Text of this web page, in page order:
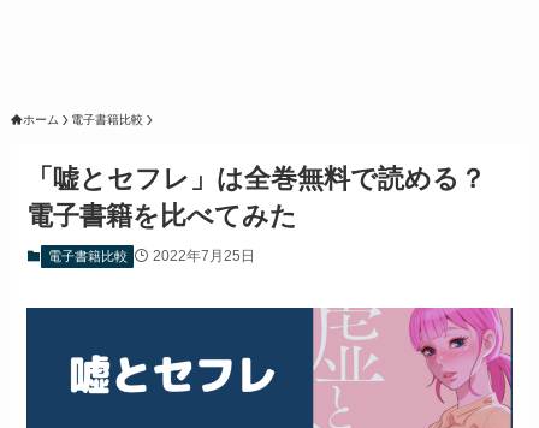
ホーム 電子書籍比較
「嘘とセフレ」は全巻無料で読める？
電子書籍を比べてみた
電子書籍比較 2022年7月25日